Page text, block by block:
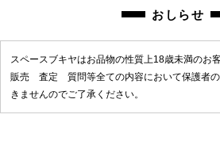
おしらせ
スペースブキヤはお品物の性質上18歳未満のお
販売 査定 質問等全ての内容において保護者の
きませんのでご了承ください。